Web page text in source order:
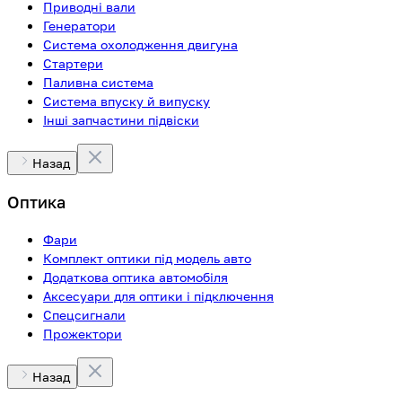
Приводні вали
Генератори
Система охолодження двигуна
Стартери
Паливна система
Система впуску й випуску
Інші запчастини підвіски
Назад
Оптика
Фари
Комплект оптики під модель авто
Додаткова оптика автомобіля
Аксесуари для оптики і підключення
Спецсигнали
Прожектори
Назад